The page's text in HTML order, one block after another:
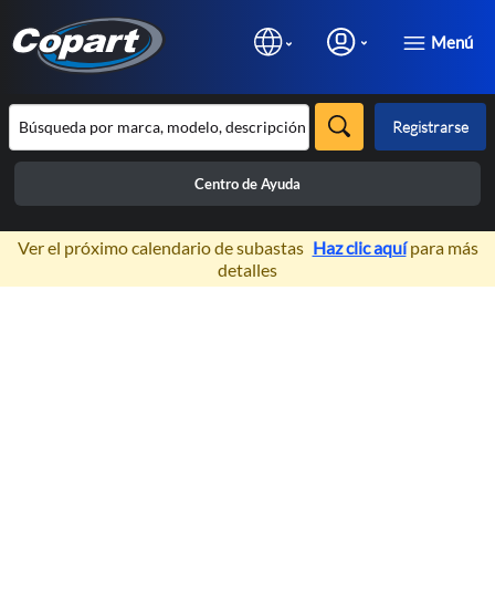
Menú
Registrarse
Centro de Ayuda
×
Ver el próximo calendario de subastas Haz clic aquípara más
detalles